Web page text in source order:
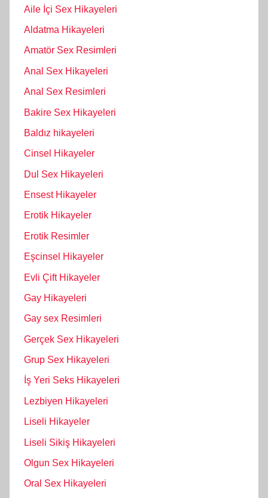
Aile İçi Sex Hikayeleri
Aldatma Hikayeleri
Amatör Sex Resimleri
Anal Sex Hikayeleri
Anal Sex Resimleri
Bakire Sex Hikayeleri
Baldız hikayeleri
Cinsel Hikayeler
Dul Sex Hikayeleri
Ensest Hikayeler
Erotik Hikayeler
Erotik Resimler
Eşcinsel Hikayeler
Evli Çift Hikayeler
Gay Hikayeleri
Gay sex Resimleri
Gerçek Sex Hikayeleri
Grup Sex Hikayeleri
İş Yeri Seks Hikayeleri
Lezbiyen Hikayeleri
Liseli Hikayeler
Liseli Sikiş Hikayeleri
Olgun Sex Hikayeleri
Oral Sex Hikayeleri